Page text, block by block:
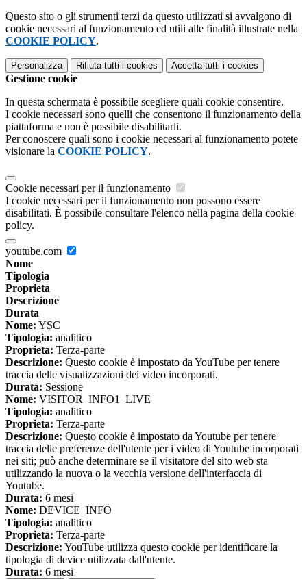
Questo sito o gli strumenti terzi da questo utilizzati si avvalgono di
cookie necessari al funzionamento ed utili alle finalità illustrate nella
COOKIE POLICY.
Personalizza Rifiuta tutti i cookies Accetta tutti i cookies
Gestione cookie
In questa schermata è possibile scegliere quali cookie consentire.
I cookie necessari sono quelli che consentono il funzionamento della
piattaforma e non è possibile disabilitarli.
Per conoscere quali sono i cookie necessari al funzionamento potete
visionare la COOKIE POLICY.
Cookie necessari per il funzionamento
I cookie necessari per il funzionamento non possono essere
disabilitati. È possibile consultare l'elenco nella pagina della cookie
policy.
youtube.com
Nome
Tipologia
Proprieta
Descrizione
Durata
Nome: YSC
Tipologia: analitico
Proprieta: Terza-parte
Descrizione: Questo cookie è impostato da YouTube per tenere
traccia delle visualizzazioni dei video incorporati.
Durata: Sessione
Nome: VISITOR_INFO1_LIVE
Tipologia: analitico
Proprieta: Terza-parte
Descrizione: Questo cookie è impostato da Youtube per tenere
traccia delle preferenze dell'utente per i video di Youtube incorporati
nei siti; può anche determinare se il visitatore del sito web sta
utilizzando la nuova o la vecchia versione dell'interfaccia di
Youtube.
Durata: 6 mesi
Nome: DEVICE_INFO
Tipologia: analitico
Proprieta: Terza-parte
Descrizione: YouTube utilizza questo cookie per identificare la
tipologia di device utilizzata dall'utente.
Durata: 6 mesi